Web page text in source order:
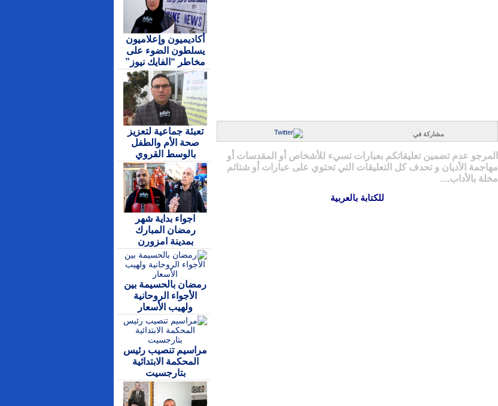
مشاركة في:
المرجو عدم تضمين تعليقاتكم بعبارات تسيء للأشخاص أو المقدسات أو
مهاجمة الأديان و تحدف كل التعليقات التي تحتوي على عبارات أو شتائم
مخلة بالأداب....
للكتابة بالعربية
أكاديميون وإعلاميون
يسلطون الضوء على
مخاطر “الفايك نيوز”
تعبئة جماعية لتعزيز
صحة الأم والطفل
بالوسط القروي
اجواء بداية شهر
رمضان المبارك
بمدينة امزورن
رمضان بالحسيمة بين
الأجواء الروحانية
ولهيب الأسعار
مراسيم تنصيب رئيس
المحكمة الابتدائية
بتارجسيت